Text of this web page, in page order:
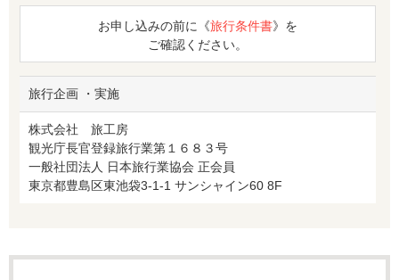
お申し込みの前に《旅行条件書》を
ご確認ください。
旅行企画 ・実施
株式会社 旅工房
観光庁長官登録旅行業第１６８３号
一般社団法人 日本旅行業協会 正会員
東京都豊島区東池袋3-1-1 サンシャイン60 8F